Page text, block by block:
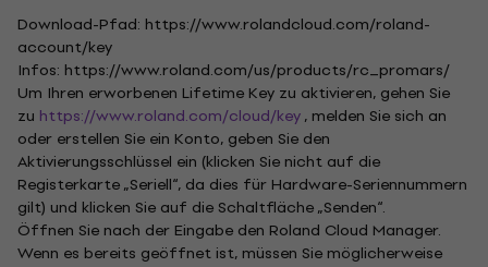
Download-Pfad: https://www.rolandcloud.com/roland-
account/key
Infos: https://www.roland.com/us/products/rc_promars/
Um Ihren erworbenen Lifetime Key zu aktivieren, gehen Sie
zu https://www.roland.com/cloud/key, melden Sie sich an
oder erstellen Sie ein Konto, geben Sie den
Aktivierungsschlüssel ein (klicken Sie nicht auf die
Registerkarte „Seriell“, da dies für Hardware-Seriennummern
gilt) und klicken Sie auf die Schaltfläche „Senden“.
Öffnen Sie nach der Eingabe den Roland Cloud Manager.
Wenn es bereits geöffnet ist, müssen Sie möglicherweise